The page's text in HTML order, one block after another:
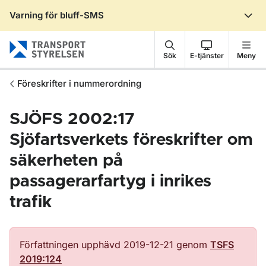
Varning för bluff-SMS
Sök E-tjänster Meny
Föreskrifter i nummerordning
SJÖFS 2002:17
Sjöfartsverkets föreskrifter om
säkerheten på
passagerarfartyg i inrikes
trafik
Författningen upphävd 2019-12-21 genom TSFS
2019:124